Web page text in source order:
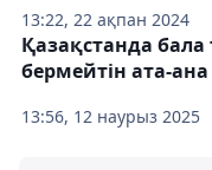
13:22, 22 ақпан 2024
13:56, 12 наурыз 2025
Қазақстанда бала
бермейтін ата-ана